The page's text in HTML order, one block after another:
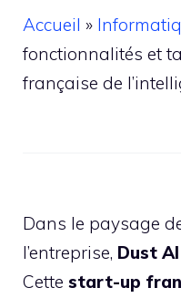
Accueil »
fonctionnalités et
française de
Dans le paysage
l’entreprise, Dust AI
Cette start-up